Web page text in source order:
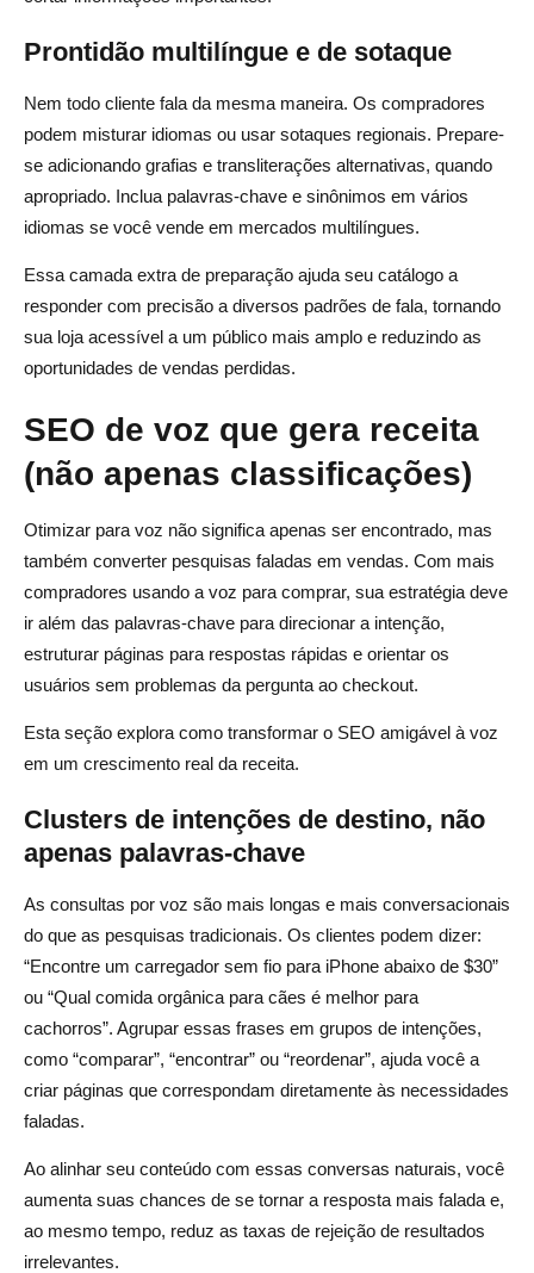
Prontidão multilíngue e de sotaque
Nem todo cliente fala da mesma maneira. Os compradores
podem misturar idiomas ou usar sotaques regionais. Prepare-
se adicionando grafias e transliterações alternativas, quando
apropriado. Inclua palavras-chave e sinônimos em vários
idiomas se você vende em mercados multilíngues.
Essa camada extra de preparação ajuda seu catálogo a
responder com precisão a diversos padrões de fala, tornando
sua loja acessível a um público mais amplo e reduzindo as
oportunidades de vendas perdidas.
SEO de voz que gera receita
(não apenas classificações)
Otimizar para voz não significa apenas ser encontrado, mas
também converter pesquisas faladas em vendas. Com mais
compradores usando a voz para comprar, sua estratégia deve
ir além das palavras-chave para direcionar a intenção,
estruturar páginas para respostas rápidas e orientar os
usuários sem problemas da pergunta ao checkout.
Esta seção explora como transformar o SEO amigável à voz
em um crescimento real da receita.
Clusters de intenções de destino, não
apenas palavras-chave
As consultas por voz são mais longas e mais conversacionais
do que as pesquisas tradicionais. Os clientes podem dizer:
“Encontre um carregador sem fio para iPhone abaixo de $30”
ou “Qual comida orgânica para cães é melhor para
cachorros”. Agrupar essas frases em grupos de intenções,
como “comparar”, “encontrar” ou “reordenar”, ajuda você a
criar páginas que correspondam diretamente às necessidades
faladas.
Ao alinhar seu conteúdo com essas conversas naturais, você
aumenta suas chances de se tornar a resposta mais falada e,
ao mesmo tempo, reduz as taxas de rejeição de resultados
irrelevantes.